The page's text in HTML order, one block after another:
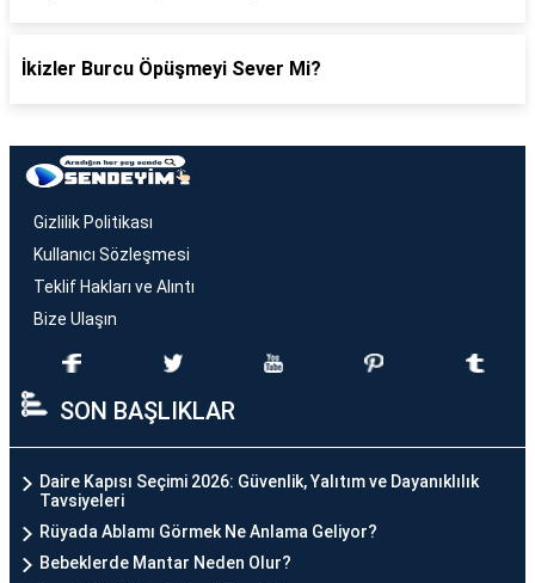
İkizler Burcu Öpüşmeyi Sever Mi?
Gizlilik Politikası
Kullanıcı Sözleşmesi
Teklif Hakları ve Alıntı
Bize Ulaşın
SON BAŞLIKLAR
Daire Kapısı Seçimi 2026: Güvenlik, Yalıtım ve Dayanıklılık
Tavsiyeleri
Rüyada Ablamı Görmek Ne Anlama Geliyor?
Bebeklerde Mantar Neden Olur?